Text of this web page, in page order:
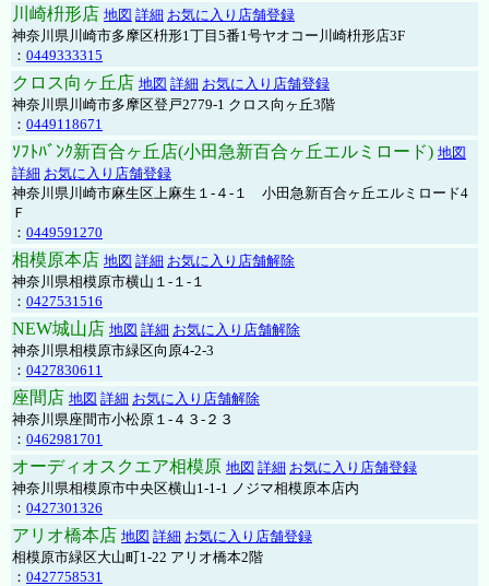
川崎枡形店 地図 詳細 お気に入り店舗登録
神奈川県川崎市多摩区枡形1丁目5番1号ヤオコー川崎枡形店3F
： 0449333315
クロス向ヶ丘店 地図 詳細 お気に入り店舗登録
神奈川県川崎市多摩区登戸2779-1 クロス向ヶ丘3階
： 0449118671
ｿﾌﾄﾊﾞﾝｸ新百合ヶ丘店(小田急新百合ヶ丘エルミロード) 地図
詳細 お気に入り店舗登録
神奈川県川崎市麻生区上麻生１-４-１ 小田急新百合ヶ丘エルミロード4
Ｆ
： 0449591270
相模原本店 地図 詳細 お気に入り店舗解除
神奈川県相模原市横山１-１-１
： 0427531516
NEW城山店 地図 詳細 お気に入り店舗解除
神奈川県相模原市緑区向原4-2-3
： 0427830611
座間店 地図 詳細 お気に入り店舗解除
神奈川県座間市小松原１-４３-２３
： 0462981701
オーディオスクエア相模原 地図 詳細 お気に入り店舗登録
神奈川県相模原市中央区横山1-1-1 ノジマ相模原本店内
： 0427301326
アリオ橋本店 地図 詳細 お気に入り店舗登録
相模原市緑区大山町1-22 アリオ橋本2階
： 0427758531